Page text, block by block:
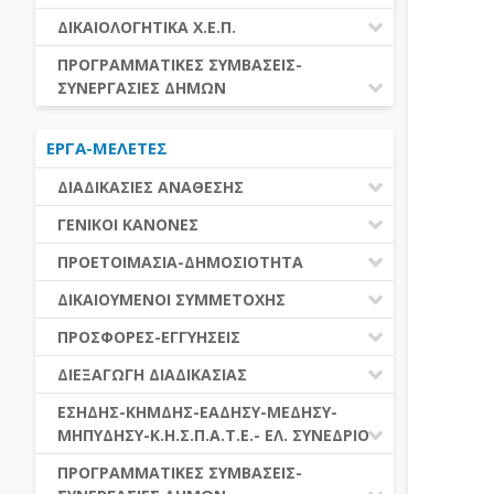
ΕΚΤΕΛΕΣΗ ΥΠΗΡΕΣΙΩΝ
ΕΚΤΕΛΕΣΗ ΠΡΟΜΗΘΕΙΩΝ
ΕΑΑΔΗΣΥ
ΕΑΔΗΣΥ
ΕΛ.ΣΥΝΕΔΡΙΟ
ΕΣΗΔΗΣ
ΔΙΚΑΙΟΛΟΓΗΤΙΚΑ Χ.Ε.Π.
ΔΙΚΑΙΟΛΟΓΗΤΙΚΑ Χ.Ε.Π.
ΠΡΟΓΡΑΜΜΑΤΙΚΕΣ ΣΥΜΒΑΣΕΙΣ-
ΣΥΝΕΡΓΑΣΙΕΣ ΔΗΜΩΝ
ΔΙΕΘΝΕΣ ΚΑΙ ΕΥΡΩΠΑΙΚΟ ΕΠΙΠΕΔΟ
ΠΡΟΓΡΑΜΜΑΤΙΚΕΣ ΣΥΜΒΑΣΕΙΣ
ΕΡΓΑ-ΜΕΛΕΤΕΣ
ΔΙΑΔΙΚΑΣΙΕΣ ΑΝΑΘΕΣΗΣ
ΔΙΑΔΙΚΑΣΙΕΣ ΑΝΑΘΕΣΗΣ
ΣΥΓΚΕΝΤΡΩΤΙΚΕΣ ΔΙΑΔΙΚΑΣΙΕΣ
ΑΝΑΘΕΣΗΣ
ΠΙΝΑΚΕΣ ΔΗΜΟΣΝΕΤ
ΓΕΝΙΚΟΙ ΚΑΝΟΝΕΣ
ΠΕΔΙΟ ΕΦΑΡΜΟΓΗΣ-ΕΝΑΡΞΗ ΙΣΧΥΟΣ
ΗΛΕΚΤΡΟΝΙΚΑ ΜΕΣΑ
ΓΕΝΙΚΕΣ ΑΡΧΕΣ ΚΑΙ ΚΑΝΟΝΕΣ
ΑΞΙΑ ΣΥΜΒΑΣΗΣ
ΕΙΔΗ ΣΥΜΒΑΣΕΩΝ
ΔΙΑΦΟΡΑ
ΠΡΟΕΤΟΙΜΑΣΙΑ-ΔΗΜΟΣΙΟΤΗΤΑ
ΓΝΩΜΟΔΟΤΙΚΑ ΟΡΓΑΝΑ-ΕΠΙΤΡΟΠΕΣ
ΠΡΟΕΤΟΙΜΑΣΙΑ
ΕΓΓΡΑΦΑ ΤΗΣ ΣΥΜΒΑΣΗΣ
ΔΗΜΟΣΙΕΥΣΕΙΣ
ΕΝΑΡΞΗ-ΠΡΟΘΕΣΜΙΕΣ
ΔΙΚΑΙΟΥΜΕΝΟΙ ΣΥΜΜΕΤΟΧΗΣ
ΔΙΚΑΙΟΥΜΕΝΟΙ ΣΥΜΜΕΤΟΧΗΣ
ΚΡΙΤΗΡΙΑ ΕΠΙΛΟΓΗΣ
ΛΟΓΟΙ ΑΠΟΚΛΕΙΣΜΟΥ
ΔΙΚΑΙΟΛΟΓΗΤΙΚΑ ΛΟΓΩΝ
ΑΠΟΚΛΕΙΣΜΟΥ & ΚΡΙΤΗΡΙΩΝ
ΕΠΙΛΟΓΗΣ
ΕΕΕΣ
ΠΡΟΣΦΟΡΕΣ-ΕΓΓΥΗΣΕΙΣ
ΕΓΓΥΗΣΕΙΣ
ΠΡΟΣΦΟΡΕΣ
ΔΙΕΞΑΓΩΓΗ ΔΙΑΔΙΚΑΣΙΑΣ
ΑΞΙΟΛΟΓΗΣΗ ΚΑΙ ΑΝΑΘΕΣΗ
ΑΠΟΤΕΛΕΣΜΑ ΔΙΑΔΙΚΑΣΙΑΣ
ΠΡΟΣΦΥΓΕΣ-ΕΝΣΤΑΣΕΙΣ
ΕΣΗΔΗΣ-ΚΗΜΔΗΣ-ΕΑΔΗΣΥ-ΜΕΔΗΣΥ-
ΜΗΠΥΔΗΣΥ-Κ.Η.Σ.Π.Α.Τ.Ε.- ΕΛ. ΣΥΝΕΔΡΙΟ
ΕΑΑΔΗΣΥ
ΠΡΟΓΡΑΜΜΑΤΙΚΕΣ ΣΥΜΒΑΣΕΙΣ-